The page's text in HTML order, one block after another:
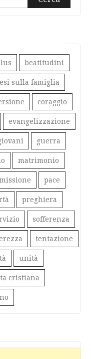
beatitudini
sulla famiglia
coraggio
evangelizzazione
guerra
matrimonio
missione pace
preghiera
sofferenza
tentazione
unità
cristiana